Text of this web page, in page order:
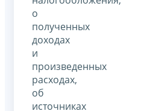
о
полученных
доходах
и
произведенных
расходах,
об
источниках